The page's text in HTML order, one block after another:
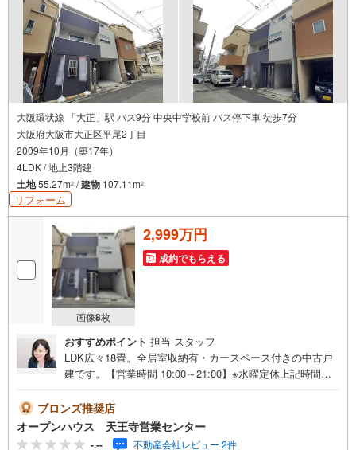
大阪環状線 「大正」駅 バス9分 中央中学校前 バス停下車 徒歩7分
大阪府大阪市大正区平尾2丁目
2009年10月（築17年）
4LDK / 地上3階建
土地55.27m2 /建物 107.11m2
リフォーム
画像8枚
2,999万円
成約でもらえる
おすすめポイント 担当 スタッフ
LDK広々18畳。全居室収納有・カースペース付きの中古戸
建です。【営業時間 10:00～21:00】※水曜定休上記時間は
絡ください！現地を見学される場合は「室内・現地を見学
する（無料）」ボタンよりご希望の日時をご記入いただけ
ますとスムーズにご案内が可能です。◎現地のご案内につ
ブロンズ推奨店
オープンハウス 天王寺営業センター
-.-- 不動産会社レビュー 2件